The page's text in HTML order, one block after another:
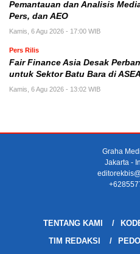
Pemantauan dan Analisis
Pers, dan AEO
Kamis, 6 Agu 2026 - 17:00 WIB
Pers Rilis
Fair Finance Asia Desak
untuk Sektor Batu Bara di
Kamis, 6 Agu 2026 - 13:02 WIB
Graha
Jakarta -
TENTANG KAMI
TIM REDAKSI